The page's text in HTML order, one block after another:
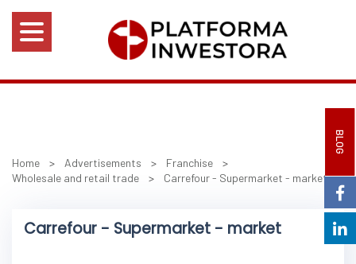
BLOG
Home > Advertisements > Franchise >
Wholesale and retail trade > Carrefour - Supermarket - market
Carrefour - Supermarket - market